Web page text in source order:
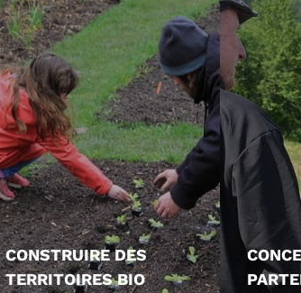
CONSTRUIRE DES
TERRITOIRES BIO